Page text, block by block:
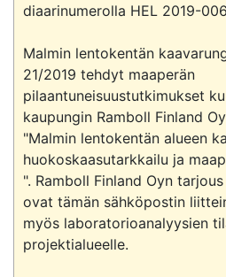
diaarinumerolla HEL 2019-
Malmin lentokentän
21/2019 tehdyt maaperän
pilaantuneisuustutkimukset
kaupungin Ramboll Finland
"Malmin lentokentän alueen
huokoskaasutarkkailu ja
". Ramboll Finland Oyn
ovat tämän sähköpostin
myös laboratorioanalyysien
projektialueelle.